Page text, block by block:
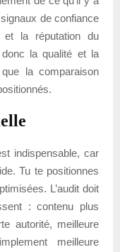
de confiance
et la réputation du
la qualité et la
la comparaison
indispensable, car
Tu te positionnes
L’audit doit
: contenu plus
autorité, meilleure
meilleure